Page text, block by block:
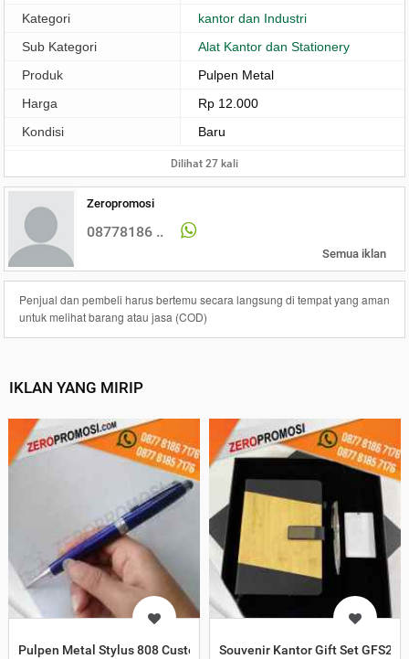
Kategori
kantor dan Industri
Sub Kategori
Alat Kantor dan Stationery
Produk
Pulpen Metal
Harga
Rp 12.000
Kondisi
Baru
Dilihat 27 kali
Zeropromosi
08778186 ..
Semua iklan
Penjual dan pembeli harus bertemu secara langsung di tempat yang aman
untuk melihat barang atau jasa (COD)
IKLAN YANG MIRIP
Pulpen Metal Stylus 808 Custom Logo Promosi Elegan untuk Corpor
Souvenir Kantor Gift Set